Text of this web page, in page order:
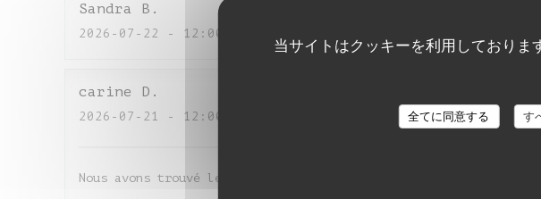
当サイトはクッキーを利用しておりま
全てに同意する す
Sandra B
2026-07-22 - 12:00 - ゲスト 5
carine D
2026-07-21 - 12:00 - ゲスト 4 サービス 5/
Nous avons trouvé le restaurant excellent le cadre est super et